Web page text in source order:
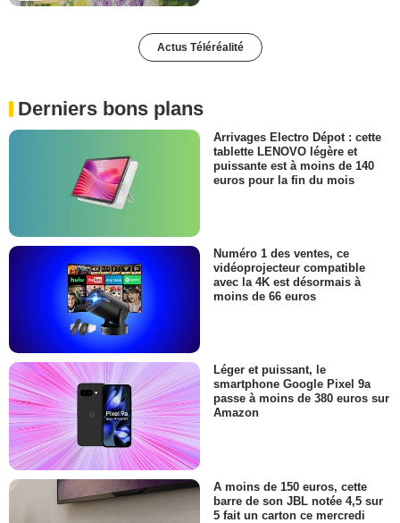
Actus Téléréalité
Derniers bons plans
Arrivages Electro Dépot : cette
tablette LENOVO légère et
puissante est à moins de 140
euros pour la fin du mois
Numéro 1 des ventes, ce
vidéoprojecteur compatible
avec la 4K est désormais à
moins de 66 euros
Léger et puissant, le
smartphone Google Pixel 9a
passe à moins de 380 euros sur
Amazon
A moins de 150 euros, cette
barre de son JBL notée 4,5 sur
5 fait un carton ce mercredi